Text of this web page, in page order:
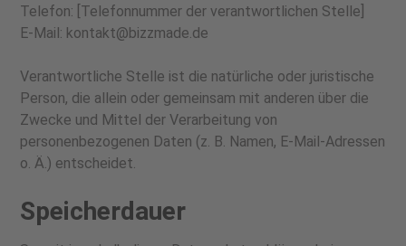
Telefon: [Telefonnummer der verantwortlichen Stelle]
E-Mail: kontakt@bizzmade.de
Verantwortliche Stelle ist die natürliche oder juristische
Person, die allein oder gemeinsam mit anderen über die
Zwecke und Mittel der Verarbeitung von
personenbezogenen Daten (z. B. Namen, E-Mail-Adressen
o. Ä.) entscheidet.
Speicherdauer